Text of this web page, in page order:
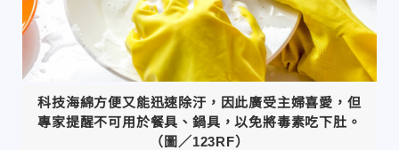
科技海綿方便又能迅速除汙，因此廣受主婦喜愛，但
專家提醒不可用於餐具、鍋具，以免將毒素吃下肚。
（圖／123RF）